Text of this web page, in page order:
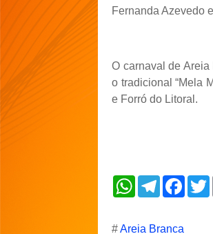
Fernanda Azevedo
O carnaval de
o tradicional “Mela
e Forró do Litoral.
W
s
T
e
g
F
a
#Areia Branca